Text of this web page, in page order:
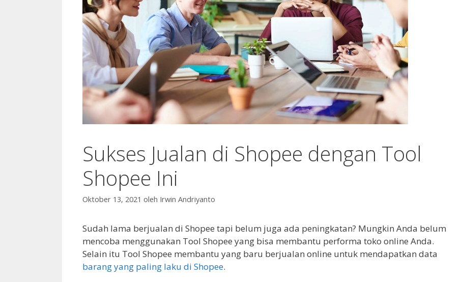
Sukses Jualan di Shopee dengan Tool
Shopee Ini
Oktober 13, 2021 oleh Irwin Andriyanto
Sudah lama berjualan di Shopee tapi belum juga ada peningkatan? Mungkin Anda belum
mencoba menggunakan Tool Shopee yang bisa membantu performa toko online Anda.
Selain itu Tool Shopee membantu yang baru berjualan online untuk mendapatkan data
barang yang paling laku di Shopee.